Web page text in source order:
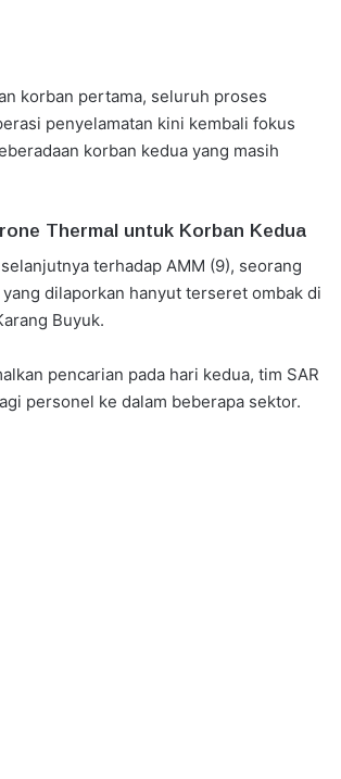
korban pertama, seluruh proses
penyelamatan kini kembali fokus
korban kedua yang masih
Thermal untuk Korban Kedua
terhadap AMM (9), seorang
dilaporkan hanyut terseret ombak di
Buyuk.
pencarian pada hari kedua, tim SAR
personel ke dalam beberapa sektor.